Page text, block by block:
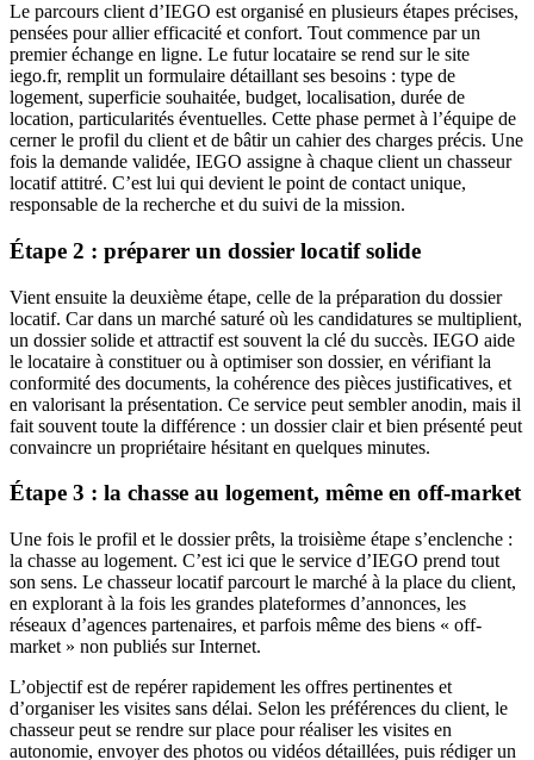
Le parcours client d’IEGO est organisé en plusieurs étapes précises,
pensées pour allier efficacité et confort. Tout commence par un
premier échange en ligne. Le futur locataire se rend sur le site
iego.fr, remplit un formulaire détaillant ses besoins : type de
logement, superficie souhaitée, budget, localisation, durée de
location, particularités éventuelles. Cette phase permet à l’équipe de
cerner le profil du client et de bâtir un cahier des charges précis. Une
fois la demande validée, IEGO assigne à chaque client un chasseur
locatif attitré. C’est lui qui devient le point de contact unique,
responsable de la recherche et du suivi de la mission.
Étape 2 : préparer un dossier locatif solide
Vient ensuite la deuxième étape, celle de la préparation du dossier
locatif. Car dans un marché saturé où les candidatures se multiplient,
un dossier solide et attractif est souvent la clé du succès. IEGO aide
le locataire à constituer ou à optimiser son dossier, en vérifiant la
conformité des documents, la cohérence des pièces justificatives, et
en valorisant la présentation. Ce service peut sembler anodin, mais il
fait souvent toute la différence : un dossier clair et bien présenté peut
convaincre un propriétaire hésitant en quelques minutes.
Étape 3 : la chasse au logement, même en off-market
Une fois le profil et le dossier prêts, la troisième étape s’enclenche :
la chasse au logement. C’est ici que le service d’IEGO prend tout
son sens. Le chasseur locatif parcourt le marché à la place du client,
en explorant à la fois les grandes plateformes d’annonces, les
réseaux d’agences partenaires, et parfois même des biens « off-
market » non publiés sur Internet.
L’objectif est de repérer rapidement les offres pertinentes et
d’organiser les visites sans délai. Selon les préférences du client, le
chasseur peut se rendre sur place pour réaliser les visites en
autonomie, envoyer des photos ou vidéos détaillées, puis rédiger un